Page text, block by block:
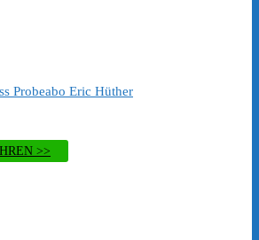
Probeabo Eric Hüther
>>